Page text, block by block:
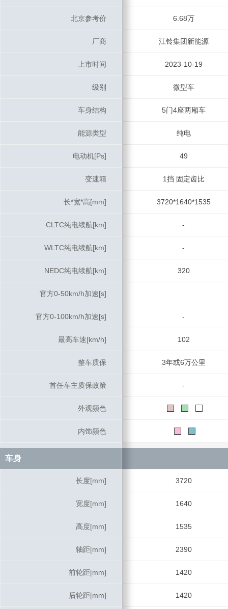
北京参考价 6.68万
厂商 江铃集团新能源
上市时间 2023-10-19
级别 微型车
车身结构 5门4座两厢车
能源类型 纯电
电动机[Ps] 49
变速箱 1挡 固定齿比
长*宽*高[mm] 3720*1640*1535
CLTC纯电续航[km] -
WLTC纯电续航[km] -
NEDC纯电续航[km] 320
官方0-50km/h加速[s]
官方0-100km/h加速[s] -
最高车速[km/h] 102
整车质保 3年或6万公里
首任车主质保政策 -
外观颜色
内饰颜色
车身
长度[mm] 3720
宽度[mm] 1640
高度[mm] 1535
轴距[mm] 2390
前轮距[mm] 1420
后轮距[mm] 1420
北京参考价
厂商
上市时间
级别
车身结构
能源类型
电动机[Ps]
变速箱
长*宽*高[mm]
CLTC纯电续航[km]
WLTC纯电续航[km]
NEDC纯电续航[km]
官方0-50km/h加速[s]
官方0-100km/h加速[s]
最高车速[km/h]
整车质保
首任车主质保政策
外观颜色
内饰颜色
车身
长度[mm]
宽度[mm]
高度[mm]
轴距[mm]
前轮距[mm]
后轮距[mm]